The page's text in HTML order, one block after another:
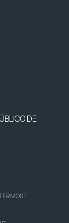
DE
E